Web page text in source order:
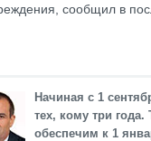
сообщил в
Начиная с 1
тех, кому три года.
обеспечим к 1